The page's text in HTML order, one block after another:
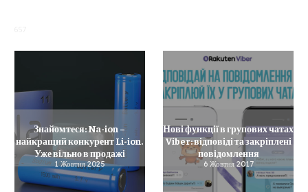
Знайомтеся: Na-ion –
найкращий конкурент Li-ion.
Уже вільно в продажі
1 Жовтня 2025
Нові функції в групових чатах
Viber: відповіді та закріплені
повідомлення
6 Жовтня 2017